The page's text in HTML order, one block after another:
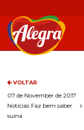
VOLTAR
07 de November de 2017
Notícias Faz bem saber
suína